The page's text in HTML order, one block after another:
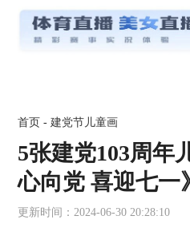
首页 -建党节儿童画
5张建党103周年
心向党 喜迎七一
更新时间：2024-06-30 20:28:10